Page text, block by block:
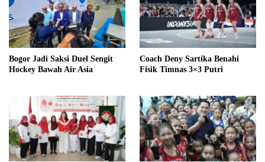
Bogor Jadi Saksi Duel Sengit
Hockey Bawah Air Asia
Coach Deny Sartika Benahi
Fisik Timnas 3×3 Putri